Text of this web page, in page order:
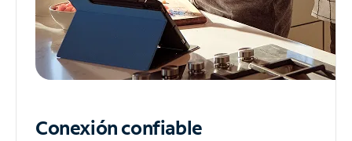
Conexión confiable